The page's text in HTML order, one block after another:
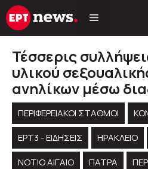
Μετάβαση
σε
Τέσσερις
υλικού
ανηλίκων μέσω
ΠΕΡΙΦΕΡΕΙΑΚΟΊ ΣΤΑΘΜΟΊ
ΕΡΤ3 - ΕΙΔΉΣΕΙΣ
ΗΡΑΚΛΕΙΟ
ΝΟΤΙΟ ΑΙΓΑΙΟ
ΠΑΤΡΑ